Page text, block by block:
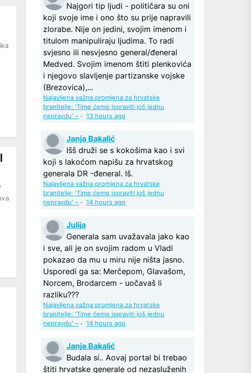
Najgori tip ljudi - političara su oni
koji svoje ime i ono što su prije napravili
zlorabe. Nije on jedini, svojim imenom i
titulom manipuliraju ljudima. To radi
svjesno ili nesvjesno general/đeneral
Medved. Svojim imenom štiti plenkovića
i njegovo slavljenje partizanske vojske
(Brezovica),...
Najavljena važna promjena za hrvatske
branitelje: 'Time ćemo ispraviti još jednu
nepravdu' – ·13 hours ago
Janja Bakalić
Išš druži se s kokošima kao i svi
koji s lakoćom napišu za hrvatskog
generala DR -đeneral. Iš.
Najavljena važna promjena za hrvatske
branitelje: 'Time ćemo ispraviti još jednu
nepravdu' – ·14 hours ago
Julija
Generala sam uvažavala jako kao
i sve, ali je on svojim radom u Vladi
pokazao da mu u miru nije ništa jasno.
Usporedi ga sa: Merčepom, Glavašom,
Norcem, Brodarcem - uočavaš li
razliku???
Najavljena važna promjena za hrvatske
branitelje: 'Time ćemo ispraviti još jednu
nepravdu' – ·14 hours ago
Janja Bakalić
Budala si.. Aovaj portal bi trebao
štiti hrvatske generale od nezasluženih